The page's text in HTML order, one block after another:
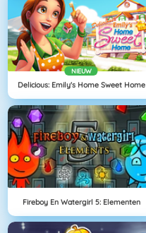
NIEUW
Delicious: Emily's Home Sweet Home
Fireboy En Watergirl 5: Elementen